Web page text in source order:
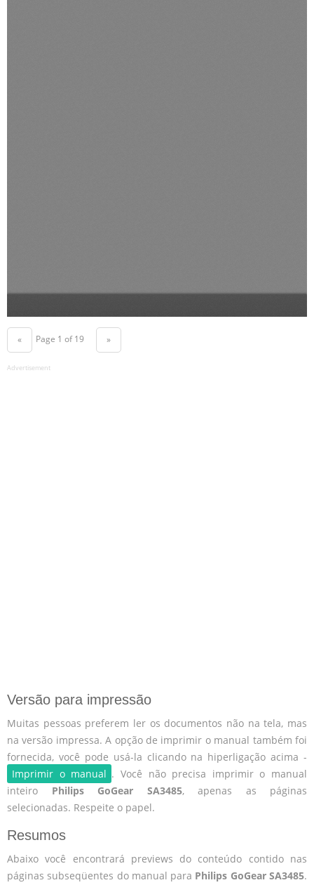
« Page 1 of 19 »
Advertisement
Versão para impressão
Muitas pessoas preferem ler os documentos não na tela, mas
na versão impressa. A opção de imprimir o manual também foi
fornecida, você pode usá-la clicando na hiperligação acima -
Imprimir o manual . Você não precisa imprimir o manual
inteiro Philips GoGear SA3485, apenas as páginas
selecionadas. Respeite o papel.
Resumos
Abaixo você encontrará previews do conteúdo contido nas
páginas subseqüentes do manual para Philips GoGear SA3485.